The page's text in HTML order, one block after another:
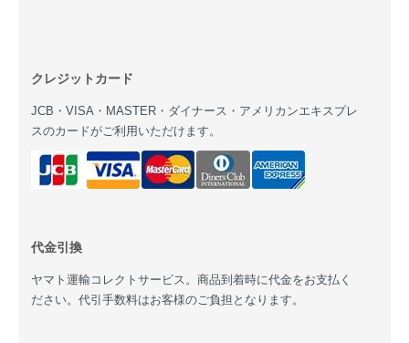
クレジットカード
JCB・VISA・MASTER・ダイナース・アメリカンエキスプレ
スのカードがご利用いただけます。
代金引換
ヤマト運輸コレクトサービス。商品到着時に代金をお支払く
ださい。代引手数料はお客様のご負担となります。